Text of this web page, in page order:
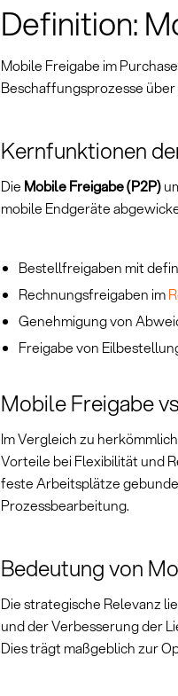
Definition:
Mobile Freigabe im
Beschaffungsprozesse
Kernfunktionen
Die Mobile Freigabe (P2P)
mobile Endgeräte
Bestellfreigaben mit
Rechnungsfreigaben im
Genehmigung von
Freigabe von
Mobile Freigabe
Im Vergleich zu
Vorteile bei Flexibilität und
feste Arbeitsplätze
Prozessbearbeitung.
Bedeutung von
Die strategische Relevanz
und der Verbesserung der
Dies trägt maßgeblich zur